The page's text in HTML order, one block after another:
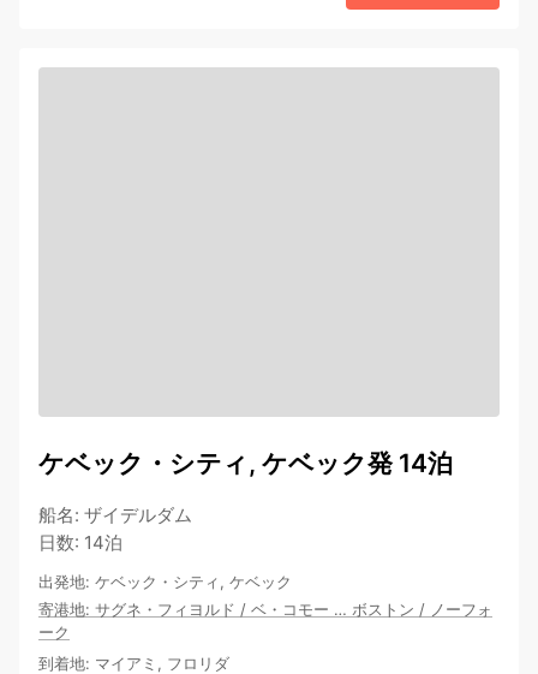
ケベック・シティ, ケベック発 14泊
船名: ザイデルダム
日数: 14泊
出発地: ケベック・シティ, ケベック
寄港地: サグネ・フィヨルド / ベ・コモー … ボストン / ノーフォ
ーク
到着地: マイアミ, フロリダ